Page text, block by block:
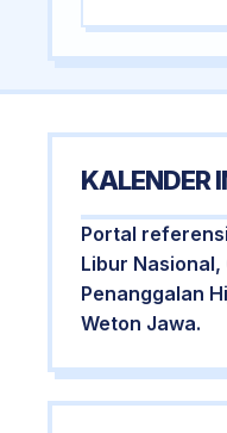
KALENDER
Portal
Libur
Penanggalan
Weton Jawa.